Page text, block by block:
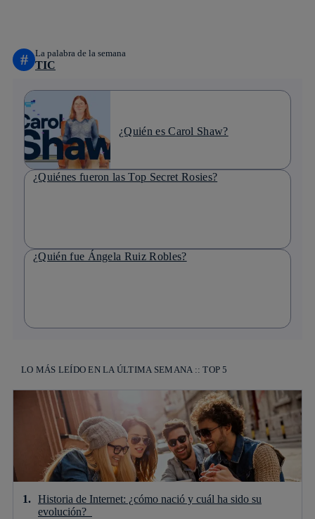
# La palabra de la semana
TIC
¿Quién es Carol Shaw?
¿Quiénes fueron las Top Secret Rosies?
¿Quién fue Ángela Ruiz Robles?
LO MÁS LEÍDO EN LA ÚLTIMA SEMANA :: TOP 5
Historia de Internet: ¿cómo nació y cuál ha sido su
evolución?